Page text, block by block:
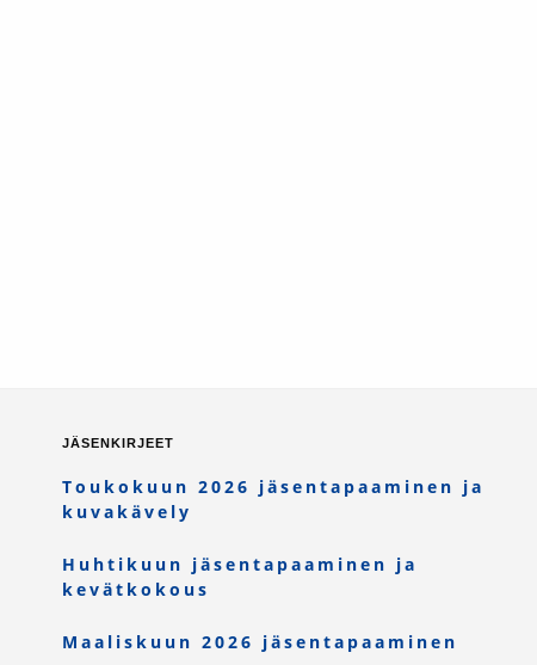
JÄSENKIRJEET
Toukokuun 2026 jäsentapaaminen ja
kuvakävely
Huhtikuun jäsentapaaminen ja
kevätkokous
Maaliskuun 2026 jäsentapaaminen